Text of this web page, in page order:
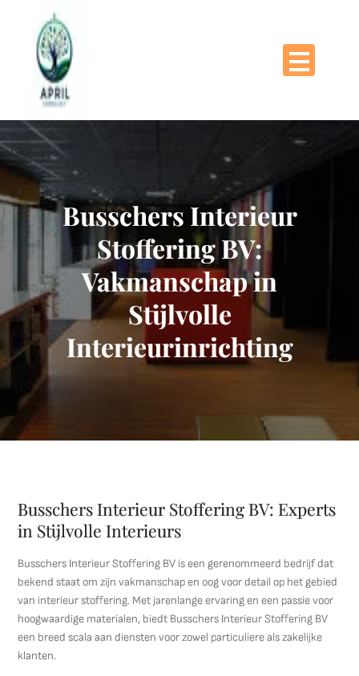
Busschers Interieur
Stoffering BV:
Vakmanschap in
Stijlvolle
Interieurinrichting
Busschers Interieur Stoffering BV: Experts
in Stijlvolle Interieurs
Busschers Interieur Stoffering BV is een gerenommeerd bedrijf dat
bekend staat om zijn vakmanschap en oog voor detail op het gebied
van interieur stoffering. Met jarenlange ervaring en een passie voor
hoogwaardige materialen, biedt Busschers Interieur Stoffering BV
een breed scala aan diensten voor zowel particuliere als zakelijke
klanten.